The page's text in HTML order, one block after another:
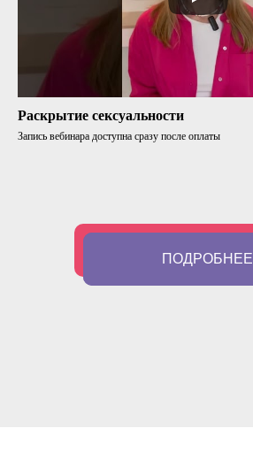
Раскрытие сексуальности
Запись вебинара доступна сразу после оплаты
ПОДРОБНЕЕ
ПОДРОБНЕЕ
ПОДРОБНЕЕ